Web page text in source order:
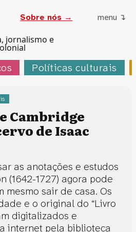
jornalismo e
Sobre nós → menu ↴
Políticas culturais
Cambridge
de Isaac
as anotações e estudos
(1642-1727) agora pode
mesmo sair de casa. Os
e o original do “Livro
digitalizados e
internet pela biblioteca